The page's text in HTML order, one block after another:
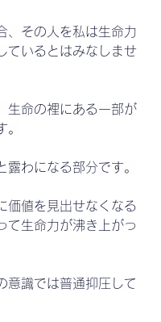
、その人を私は生命力
ているとはみなしませ
生命の裡にある一部が
。
露わになる部分です。
価値を見出せなくなる
て生命力が沸き上がっ
意識では普通抑圧して